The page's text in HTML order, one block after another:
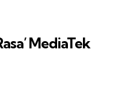
MediaTek